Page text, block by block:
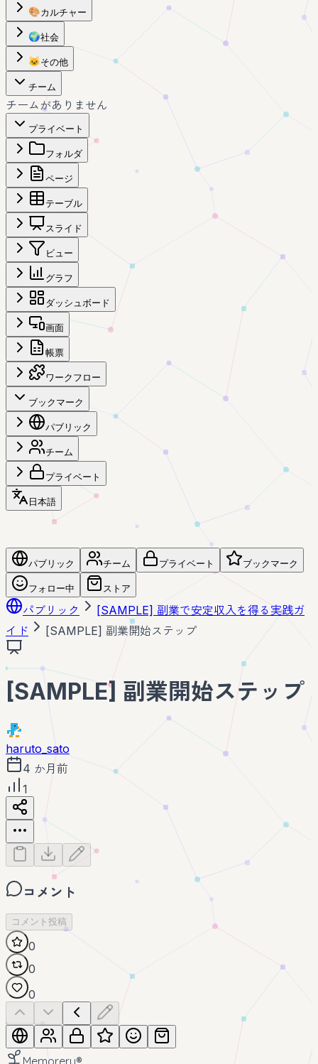
🎨カルチャー
🌍社会
🐱 その他
チーム
チームがありません
プライベート
フォルダ
ページ
テーブル
スライド
ビュー
グラフ
ダッシュボード
画面
帳票
ワークフロー
ブックマーク
パブリック
チーム
プライベート
日本語
パブリック チーム プライベート ブックマーク
フォロー中 ストア
パブリック
[SAMPLE] 副業で安定収入を得る実践ガ
イド
[SAMPLE] 副業開始ステップ
[SAMPLE] 副業開始ステップ
haruto_sato
4 か月前
1
コメント
コメント投稿
0
0
0